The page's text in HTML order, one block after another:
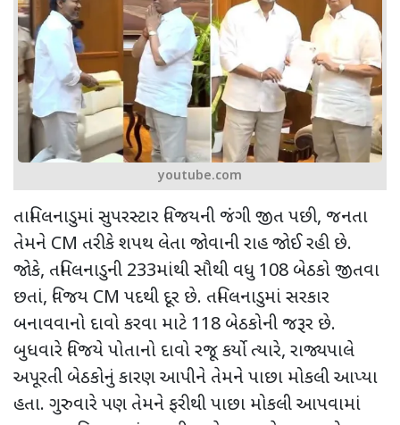
youtube.com
તામિલનાડુમાં સુપરસ્ટાર વિજયની જંગી જીત પછી, જનતા
તેમને CM તરીકે શપથ લેતા જોવાની રાહ જોઈ રહી છે.
જોકે, તમિલનાડુની 233માંથી સૌથી વધુ108 બેઠકો જીતવા
છતાં, વિજય CM પદથી દૂર છે. તમિલનાડુમાં સરકાર
બનાવવાનો દાવો કરવા માટે 118 બેઠકોની જરૂર છે.
બુધવારે વિજયે પોતાનો દાવો રજૂ કર્યો ત્યારે, રાજ્યપાલે
અપૂરતી બેઠકોનું કારણ આપીને તેમને પાછા મોકલી આપ્યા
હતા. ગુરુવારે પણ તેમને ફરીથી પાછા મોકલી આપવામાં